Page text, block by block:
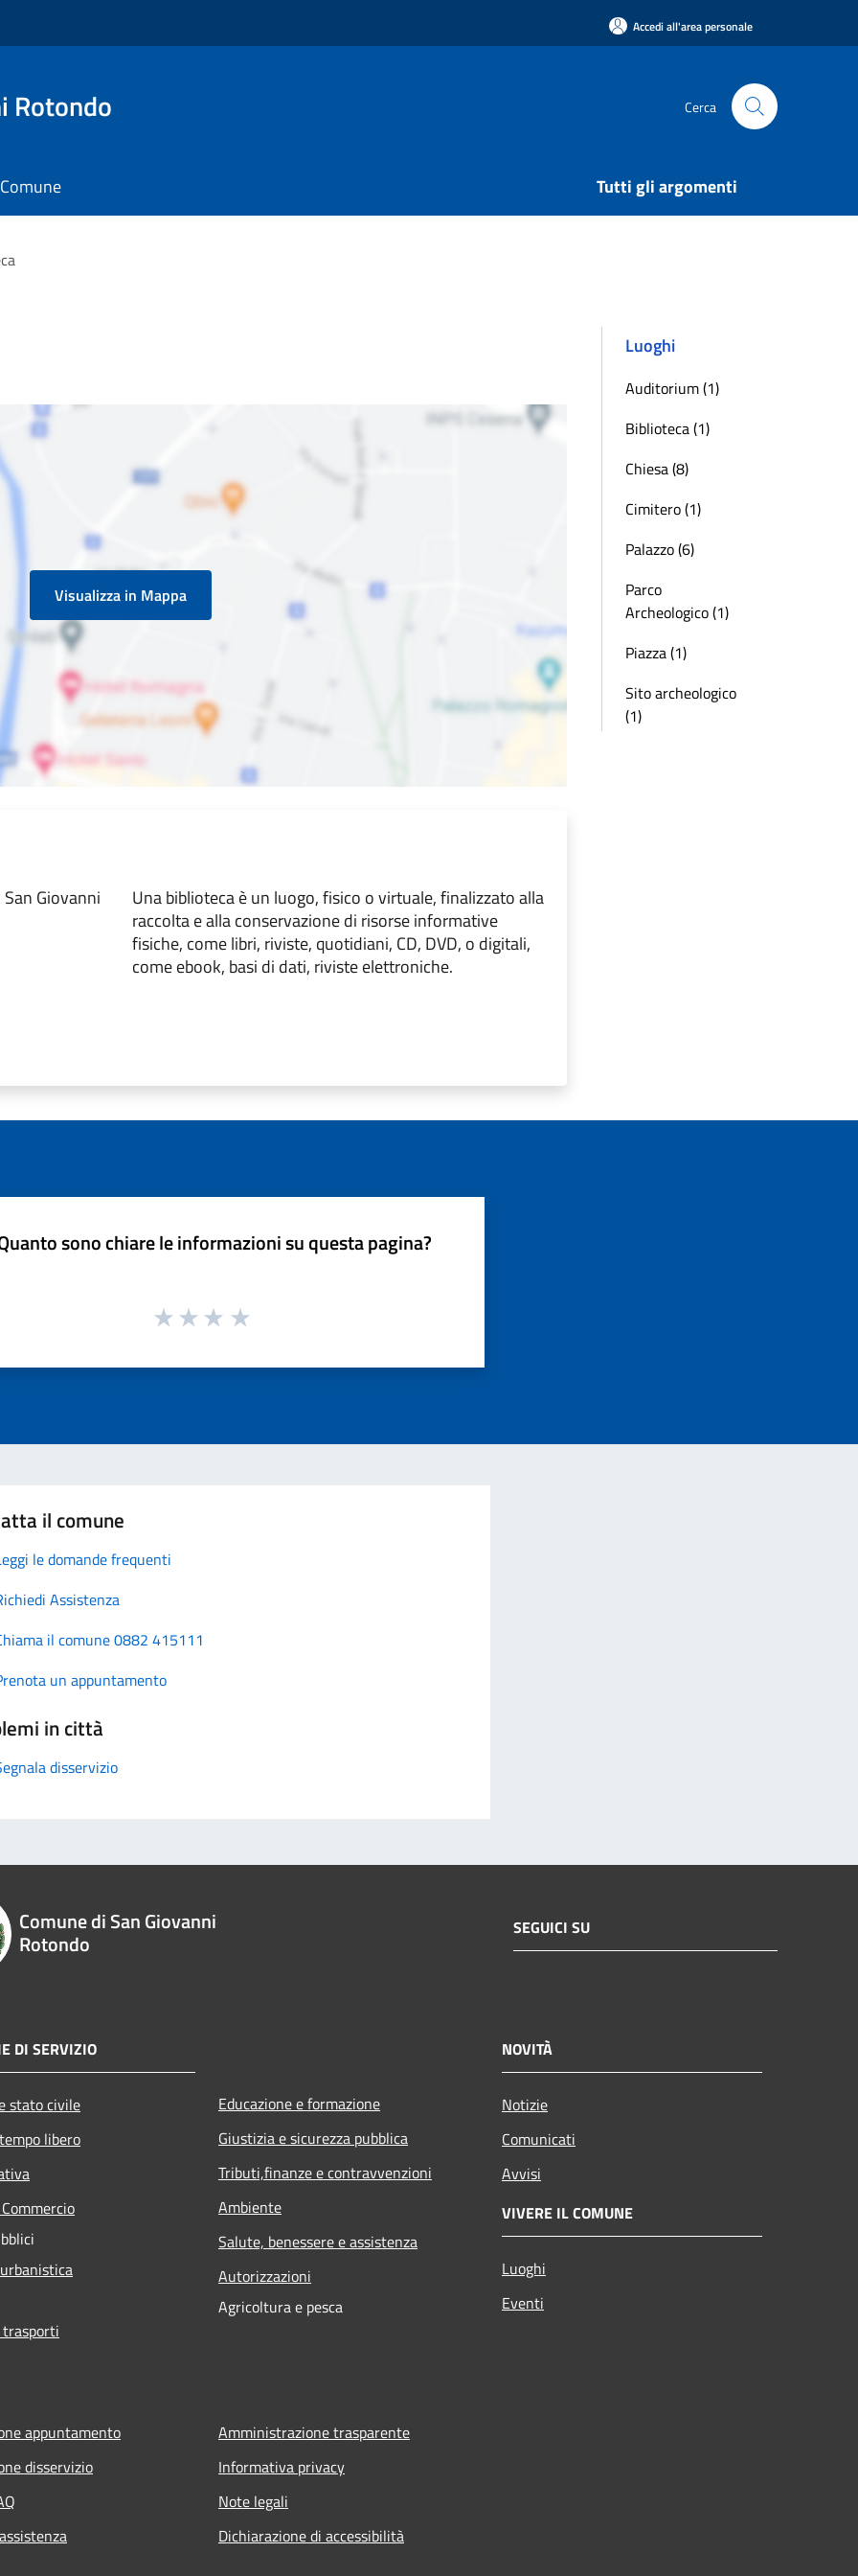
Accedi all'area personale
Rotondo Cerca
Tutti gli argomenti
Visualizza in Mappa
Giovanni
Una biblioteca è un luogo, fisico o virtuale, finalizzato alla
raccolta e alla conservazione di risorse informative
fisiche, come libri, riviste, quotidiani, CD, DVD, o digitali,
come ebook, basi di dati, riviste elettroniche.
Luoghi
Auditorium (1)
Biblioteca (1)
Chiesa (8)
Cimitero (1)
Palazzo (6)
Parco
Archeologico (1)
Piazza (1)
Sito archeologico
(1)
sono chiare le informazioni su questa pagina?
il comune
le domande frequenti
Assistenza
il comune 0882 415111
un appuntamento
in città
disservizio
Comune di San Giovanni
Rotondo
SEGUICI SU
DI SERVIZIO
stato civile
libero
Educazione e formazione
Giustizia e sicurezza pubblica
Tributi,finanze e contravvenzioni
Ambiente
Salute, benessere e assistenza
Autorizzazioni
Agricoltura e pesca
NOVITÀ
Notizie
Comunicati
Avvisi
VIVERE IL COMUNE
Luoghi
Eventi
appuntamento
disservizio
Amministrazione trasparente
Informativa privacy
Note legali
Dichiarazione di accessibilità